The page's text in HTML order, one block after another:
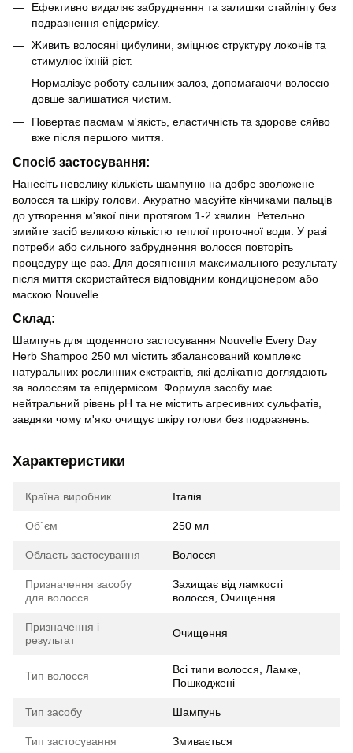
Ефективно видаляє забруднення та залишки стайлінгу без
подразнення епідермісу.
Живить волосяні цибулини, зміцнює структуру локонів та
стимулює їхній ріст.
Нормалізує роботу сальних залоз, допомагаючи волоссю
довше залишатися чистим.
Повертає пасмам м'якість, еластичність та здорове сяйво
вже після першого миття.
Спосіб застосування:
Нанесіть невелику кількість шампуню на добре зволожене
волосся та шкіру голови. Акуратно масуйте кінчиками пальців
до утворення м'якої піни протягом 1-2 хвилин. Ретельно
змийте засіб великою кількістю теплої проточної води. У разі
потреби або сильного забруднення волосся повторіть
процедуру ще раз. Для досягнення максимального результату
після миття скористайтеся відповідним кондиціонером або
маскою Nouvelle.
Склад:
Шампунь для щоденного застосування Nouvelle Every Day
Herb Shampoo 250 мл містить збалансований комплекс
натуральних рослинних екстрактів, які делікатно доглядають
за волоссям та епідермісом. Формула засобу має
нейтральний рівень рН та не містить агресивних сульфатів,
завдяки чому м'яко очищує шкіру голови без подразнень.
Характеристики
Країна виробник Італія
Об`єм 250 мл
Область застосування Волосся
Призначення засобу
для волосся
Захищає від ламкості
волосся, Очищення
Призначення і
результат
Очищення
Тип волосся
Всі типи волосся, Ламке,
Пошкоджені
Тип засобу Шампунь
Тип застосування Змивається